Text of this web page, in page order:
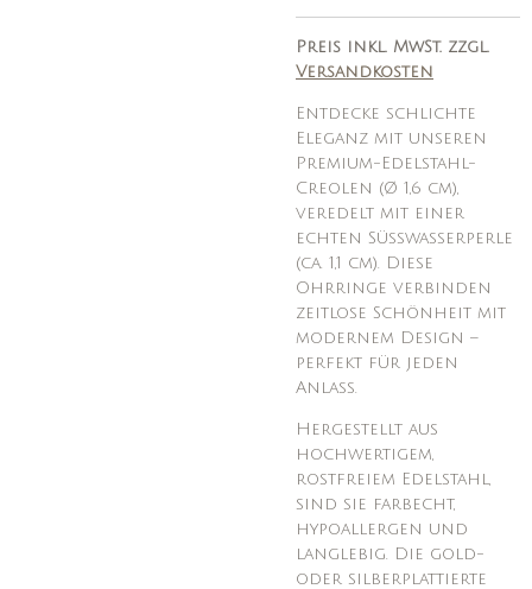
Preis inkl. MwSt. zzgl.
Versandkosten
Entdecke schlichte
Eleganz mit unseren
Premium-Edelstahl-
Creolen (Ø 1,6 cm),
veredelt mit einer
echten Süßwasserperle
(ca. 1,1 cm). Diese
Ohrringe verbinden
zeitlose Schönheit mit
modernem Design –
perfekt für jeden
Anlass.
Hergestellt aus
hochwertigem,
rostfreiem Edelstahl,
sind sie farbecht,
hypoallergen und
langlebig. Die gold-
oder silberplattierte